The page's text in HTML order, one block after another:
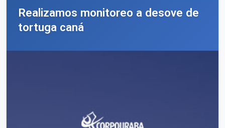
Realizamos monitoreo a desove de
tortuga caná